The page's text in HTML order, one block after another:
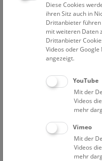
14. Dezember
Bisher keine
in der Regel
Eine
Diese Cookies
ihren Sitz auch in
Drittanbieter
mit weiteren Daten
Drittanbieter
Videos oder
angezeigt.
YouTube
Mit der
Videos
mehr
Vimeo
Mit der
Videos
mehr